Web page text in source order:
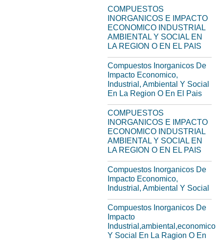
COMPUESTOS
INORGANICOS E IMPACTO
ECONOMICO INDUSTRIAL
AMBIENTAL Y SOCIAL EN
LA REGION O EN EL PAIS
Compuestos Inorganicos De
Impacto Economico,
Industrial, Ambiental Y Social
En La Region O En El Pais
COMPUESTOS
INORGANICOS E IMPACTO
ECONOMICO INDUSTRIAL
AMBIENTAL Y SOCIAL EN
LA REGION O EN EL PAIS
Compuestos Inorganicos De
Impacto Economico,
Industrial, Ambiental Y Social
Compuestos Inorganicos De
Impacto
Industrial,ambiental,economico
Y Social En La Ragion O En